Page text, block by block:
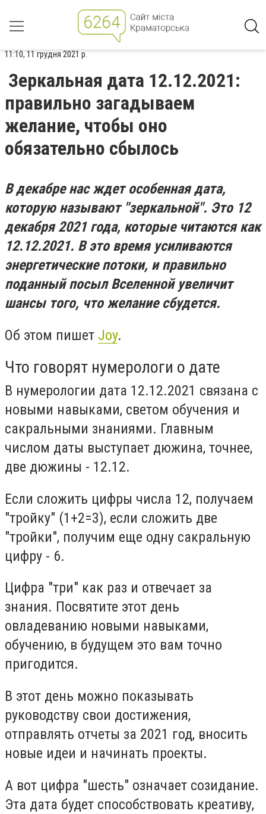
11:10, 11 грудня 2021 р.
Зеркальная дата 12.12.2021:
правильно загадываем
желание, чтобы оно
обязательно сбылось
В декабре нас ждет особенная дата,
которую называют "зеркальной". Это 12
декабря 2021 года, которые читаются как
12.12.2021. В это время усиливаются
энергетические потоки, и правильно
поданный посыл Вселенной увеличит
шансы того, что желание сбудется.
Об этом пишет Joy.
Что говорят нумерологи о дате
В нумерологии дата 12.12.2021 связана с
новыми навыками, светом обучения и
сакральными знаниями. Главным
числом даты выступает дюжина, точнее,
две дюжины - 12.12.
Если сложить цифры числа 12, получаем
"тройку" (1+2=3), если сложить две
"тройки", получим еще одну сакральную
цифру - 6.
Цифра "три" как раз и отвечает за
знания. Посвятите этот день
овладеванию новыми навыками,
обучению, в будущем это вам точно
пригодится.
В этот день можно показывать
руководству свои достижения,
отправлять отчеты за 2021 год, вносить
новые идеи и начинать проекты.
А вот цифра "шесть" означает созидание.
Эта дата будет способствовать креативу,